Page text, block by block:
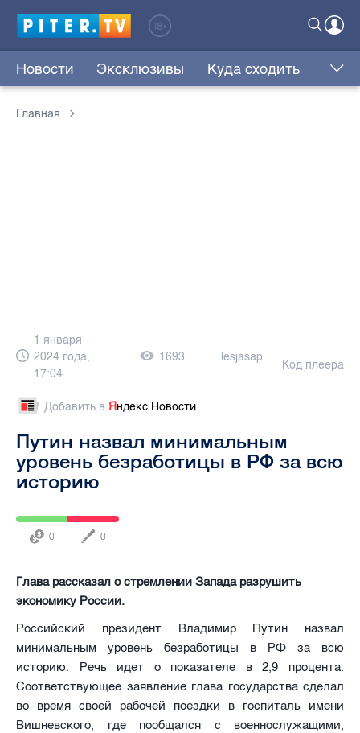
Новости Эксклюзивы Куда сходить
Главная
1 января
2024 года,
17:04
1693 lesjasap
Код плеера
Добавить в Яндекс.Новости
Путин назвал минимальным
уровень безработицы в РФ за всю
историю
0 0
Глава рассказал о стремлении Запада разрушить
экономику России.
Российский президент Владимир Путин назвал
минимальным уровень безработицы в РФ за всю
историю. Речь идет о показателе в 2,9 процента.
Соответствующее заявление глава государства сделал
во время своей рабочей поездки в госпиталь имени
Вишневского, где пообщался с военнослужащими,